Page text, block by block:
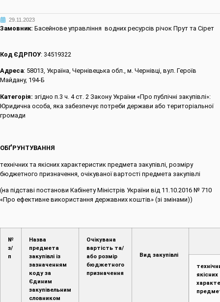
29.11.2023
Замовник: Басейнове управління водних ресурсів річок Прут та Сірет
Код ЄДРПОУ: 34519322
Адреса: 58013, Україна, Чернівецька обл., м. Чернівці, вул. Героїв
Майдану, 194-Б
Категорія: згідно п.3 ч. 4 ст. 2 Закону України «Про публічні закупівлі»:
Юридична особа, яка забезпечує потреби держави або територіальної
громади
ОБҐРУНТУВАННЯ
технічних та якісних характеристик предмета закупівлі, розміру
бюджетного призначення, очікуваної вартості предмета закупівлі
(на підставі постанови Кабінету Міністрів України від 11.10.2016 № 710
«Про ефективне використання державних коштів» (зі змінами))
№
з/
п
Назва
предмета
закупівлі із
зазначенням
коду за
Єдиним
закупівельним
словником
Очікувана
вартість та/
або розмір
бюджетного
призначення
Вид закупівлі
якісних